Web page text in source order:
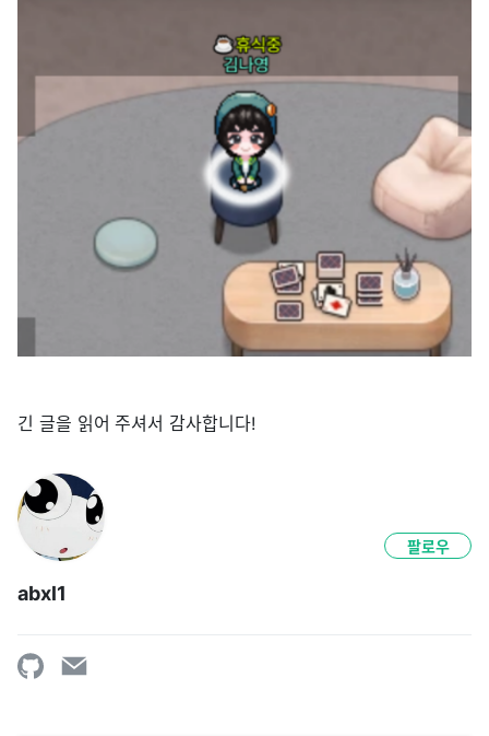
긴 글을 읽어 주셔서 감사합니다!
abxl1
팔로우